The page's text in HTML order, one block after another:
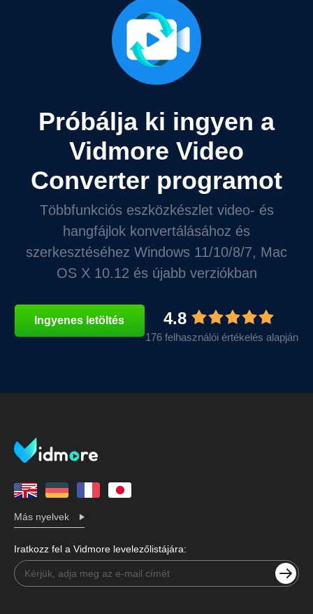
Próbálja ki ingyen a
Vidmore Video
Converter programot
Többfunkciós eszközkészlet video- és
hangfájlok konvertálásához és
szerkesztéséhez Windows 11/10/8/7, Mac
OS X 10.12 és újabb verziókban
Ingyenes letöltés 4.8
176 felhasználói értékelés alapján
Más nyelvek
Iratkozz fel a Vidmore levelezőlistájára: